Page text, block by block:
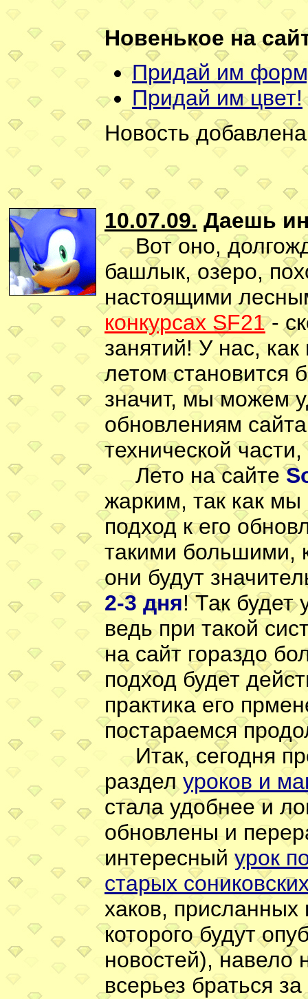
Новенькое на
Придай им
Придай им цвет!
Новость
10.07.09. Даешь
Вот оно,
башлык, озеро,
настоящими
конкурсах SF21-
занятий! У нас,
летом становится
значит, мы можем
обновлениям
технической
Лето на сайте
жарким, так как
подход к его
такими большими,
они будут
2-3 дня! Так будет
ведь при такой
на сайт гораздо
подход будет
практика его
постараемся
Итак, сегодня
разделуроков и
стала удобнее и
обновлены и
интересныйурок
старых
хаков,
которого будут
новостей), навело
всерьез браться